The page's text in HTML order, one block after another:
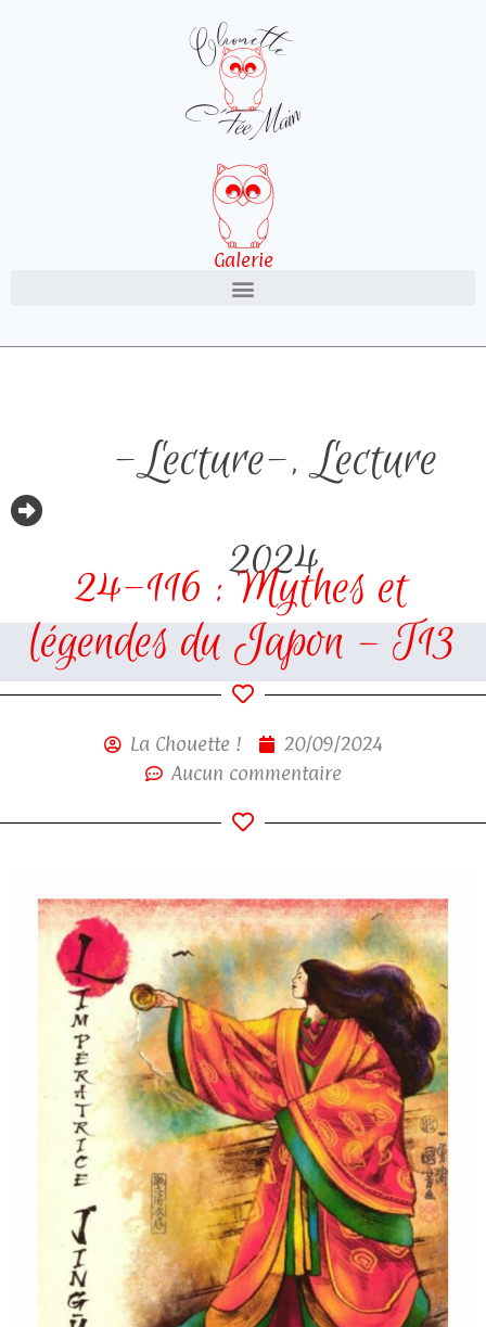
Galerie
-Lecture-,Lecture
2024
24-116 : Mythes et
légendes du Japon – T13
La Chouette !
20/09/2024
Aucun commentaire